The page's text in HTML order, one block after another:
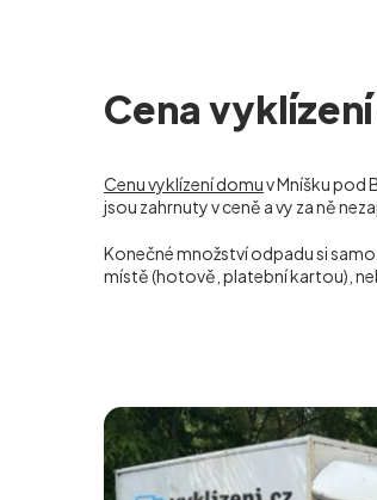
Cena
Cenu vyklízení domuv Mníšku pod
jsou zahrnuty v ceně a vy za ně
Konečné množství odpadu si
místě (hotově, platební kartou),